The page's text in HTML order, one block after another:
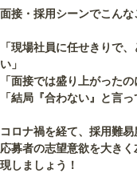
面接・採用シーンでこん
「現場社員に任せきりで
い」
「面接では盛り上がった
「結局『合わない』と言
コロナ禍を経て、採用難易
応募者の志望意欲を大き
現しましょう！